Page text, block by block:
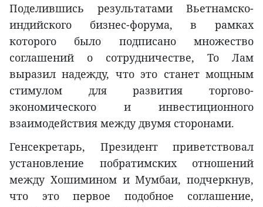
Поделившись результатами Вьетнамско-
индийского бизнес-форума, в рамках
которого было подписано множество
соглашений о сотрудничестве, То Лам
выразил надежду, что это станет мощным
стимулом для развития торгово-
экономического и инвестиционного
взаимодействия между двумя сторонами.
Генсекретарь, Президент приветствовал
установление побратимских отношений
между Хошимином и Мумбаи, подчеркнув,
что это первое подобное соглашение,